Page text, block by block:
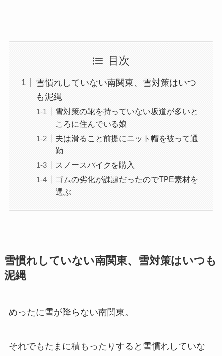
目次
雪慣れしていない南関東、雪対策はいつ
も泥縄
雪対策の靴を持っていない坂道が多いと
ころに住んでいる娘
夫は滑ること前提にニット帽を被って通
勤
スノースパイクを購入
ゴムの劣化が課題だったのでTPE素材を
選ぶ
雪慣れしていない南関東、雪対策はいつも
泥縄
めったに雪が降らない南関東。
それでもたまに積もったりすると雪慣れしていな